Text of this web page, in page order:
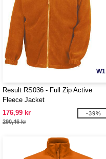
W1
Result RS036 - Full Zip Active
Fleece Jacket
176,99 kr
290,46 kr
-39%